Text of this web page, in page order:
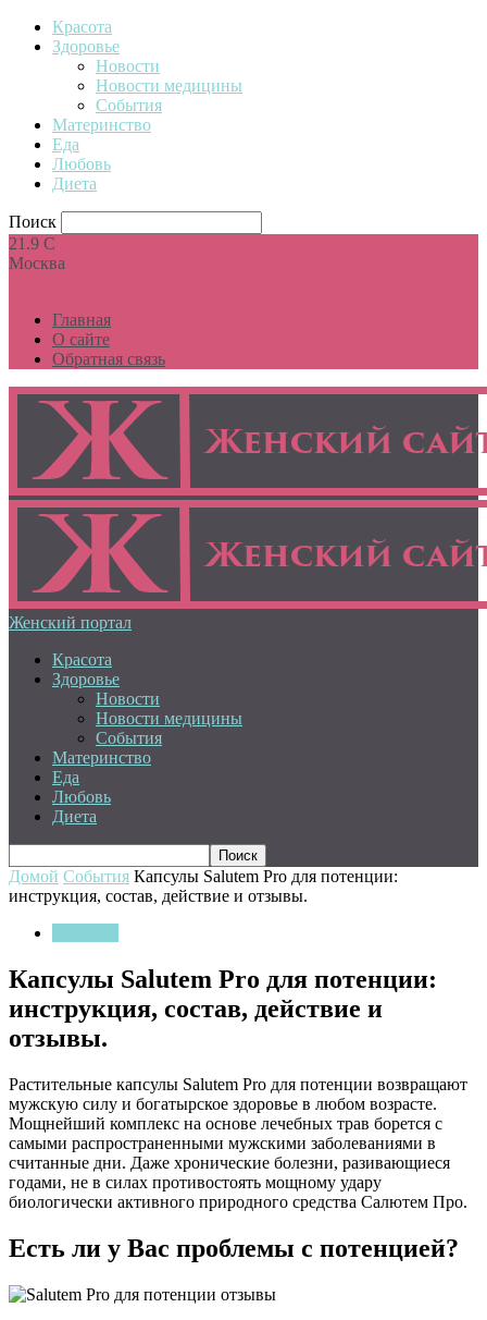
Красота
Здоровье
Новости
Новости медицины
События
Материнство
Еда
Любовь
Диета
Поиск
21.9 C
Москва
Главная
О сайте
Обратная связь
Женский портал
Красота
Здоровье
Новости
Новости медицины
События
Материнство
Еда
Любовь
Диета
Домой События Капсулы Sаlutem Prо для потенции:
инструкция, состав, действие и отзывы.
Капсулы Sаlutem Prо для потенции:
инструкция, состав, действие и
отзывы.
Растительные капсулы Salutem Pro для потенции возвращают
мужскую силу и богатырское здоровье в любом возрасте.
Мощнейший комплекс на основе лечебных трав борется с
самыми распространенными мужскими заболеваниями в
считанные дни. Даже хронические болезни, разивающиеся
годами, не в силах противостоять мощному удару
биологически активного природного средства Салютем Про.
Есть ли у Вас проблемы с потенцией?